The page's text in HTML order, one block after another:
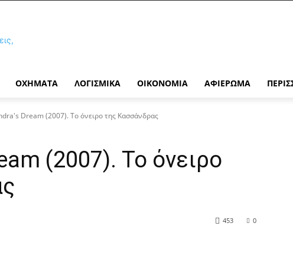
ΟΧΉΜΑΤΑ ΛΟΓΙΣΜΙΚΆ ΟΙΚΟΝΟΜΊΑ ΑΦΙΈΡΩΜΑ
Dream (2007). Το όνειρο της Κασσάνδρας
(2007). Το όνειρο
0
453